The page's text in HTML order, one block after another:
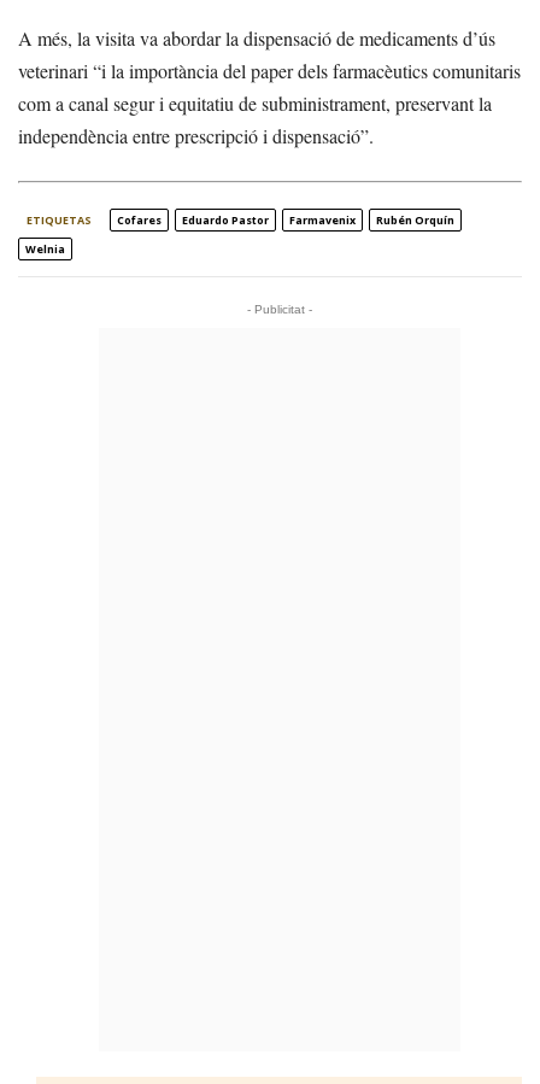
A més, la visita va abordar la dispensació de medicaments d’ús
veterinari “i la importància del paper dels farmacèutics comunitaris
com a canal segur i equitatiu de subministrament, preservant la
independència entre prescripció i dispensació”.
ETIQUETAS Cofares Eduardo Pastor Farmavenix
Rubén Orquín
Welnia
- Publicitat -